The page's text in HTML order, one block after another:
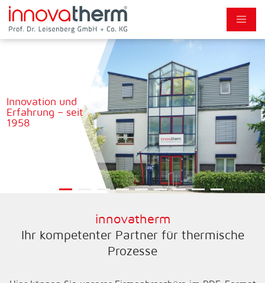
Innovation und
Erfahrung – seit
1958
4 5 6 7 8 9
innovatherm
Ihr kompetenter Partner für thermische
Prozesse